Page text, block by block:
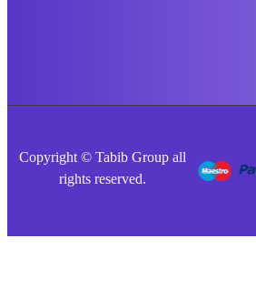
Copyright © Tabib Group all
rights reserved.